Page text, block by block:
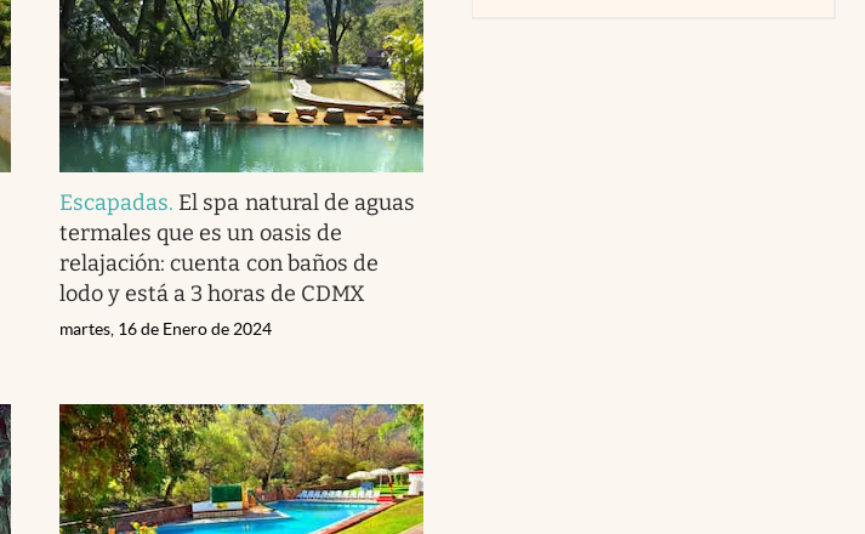
Escapadas. El spa natural de aguas
termales que es un oasis de
relajación: cuenta con baños de
lodo y está a 3 horas de CDMX
martes, 16 de Enero de 2024